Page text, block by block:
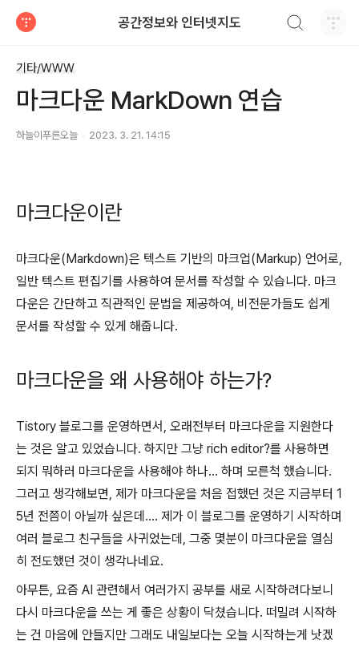
공간정보와 인터넷지도
기타/WWW
마크다운 MarkDown 연습
하늘이푸른오늘 2023. 3. 21. 14:15
마크다운이란
마크다운(Markdown)은 텍스트 기반의 마크업(Markup) 언어로,
일반 텍스트 편집기를 사용하여 문서를 작성할 수 있습니다. 마크
다운은 간단하고 직관적인 문법을 제공하여, 비전문가들도 쉽게
문서를 작성할 수 있게 해줍니다.
마크다운을 왜 사용해야 하는가?
Tistory 블로그를 운영하면서, 오래전부터 마크다운을 지원한다
는 것은 알고 있었습니다. 하지만 그냥 rich editor?를 사용하면
되지 뭐하러 마크다운을 사용해야 하나... 하며 모른척 했습니다.
그러고 생각해보면, 제가 마크다운을 처음 접했던 것은 지금부터 1
5년 전쯤이 아닐까 싶은데.... 제가 이 블로그를 운영하기 시작하며
여러 블로그 친구들을 사귀었는데, 그중 몇분이 마크다운을 열심
히 전도했던 것이 생각나네요.
아무튼, 요즘 AI 관련해서 여러가지 공부를 새로 시작하려다보니
다시 마크다운을 쓰는 게 좋은 상황이 닥쳤습니다. 떠밀려 시작하
는 건 마음에 안들지만 그래도 내일보다는 오늘 시작하는게 낫겠